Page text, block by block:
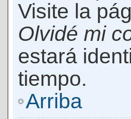
Visite la
Olvidé mi
estará
tiempo.
Arriba